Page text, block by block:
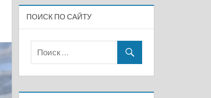
ПОИСК ПО САЙТУ